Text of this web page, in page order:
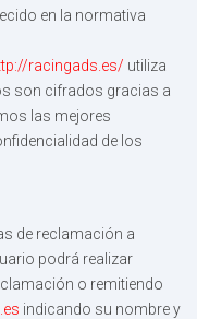
en la normativa
racingads.es/ utiliza
son cifrados gracias a
las mejores
de los
de reclamación a
podrá realizar
o remitiendo
indicando su nombre y